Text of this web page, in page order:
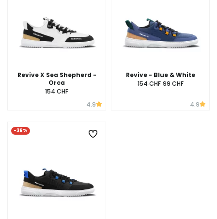
Revive X Sea Shepherd -
Orca
154 CHF
4.9
Revive - Blue & White
154 CHF 99 CHF
4.9
-36%